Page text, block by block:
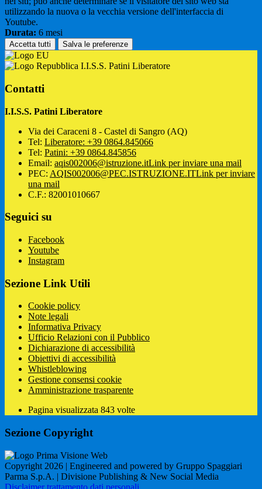
utilizzando la nuova o la vecchia versione dell'interfaccia di
Youtube.
Durata: 6 mesi
Accetta tutti Salva le preferenze
I.I.S.S. Patini Liberatore
Contatti
I.I.S.S. Patini Liberatore
Via dei Caraceni 8 - Castel di Sangro (AQ)
Tel: Liberatore: +39 0864.845066
Tel: Patini: +39 0864.845856
Email: aqis002006@istruzione.itLink per inviare una mail
PEC: AQIS002006@PEC.ISTRUZIONE.ITLink per inviare
una mail
C.F.: 82001010667
Seguici su
Facebook
Youtube
Instagram
Sezione Link Utili
Cookie policy
Note legali
Informativa Privacy
Ufficio Relazioni con il Pubblico
Dichiarazione di accessibilità
Obiettivi di accessibilità
Whistleblowing
Gestione consensi cookie
Amministrazione trasparente
Pagina visualizzata 843 volte
Sezione Copyright
Copyright 2026 | Engineered and powered by Gruppo Spaggiari
Parma S.p.A. | Divisione Publishing & New Social Media
Disclaimer trattamento dati personali